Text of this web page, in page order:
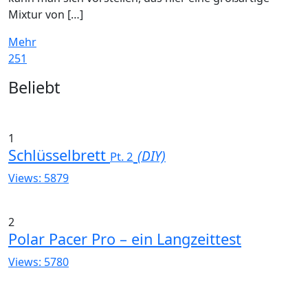
Mixtur von […]
Mehr
251
Widgets
Beliebt
1
Schlüsselbrett Pt. 2 (DIY)
Views: 5879
2
Polar Pacer Pro – ein Langzeittest
Views: 5780